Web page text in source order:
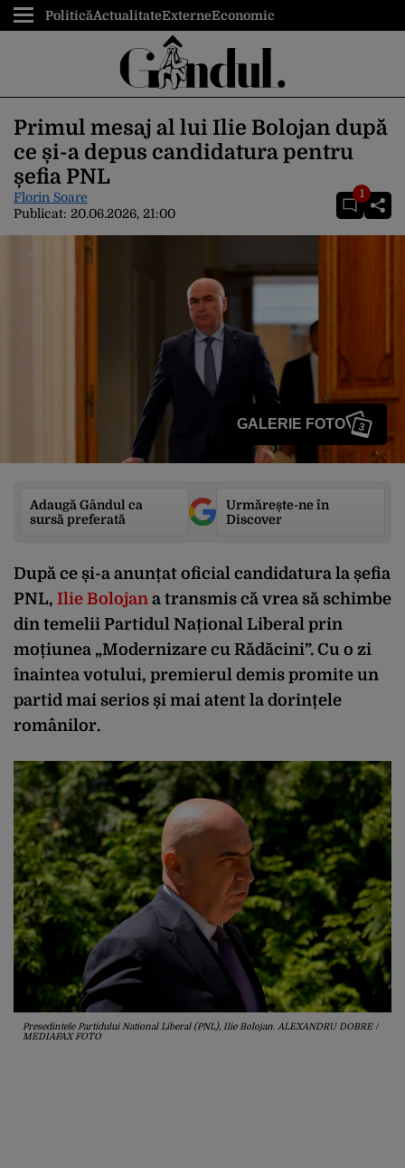
PoliticăActualitateExterneEconomic
Primul mesaj al lui Ilie Bolojan după
ce și-a depus candidatura pentru
șefia PNL
Florin Soare
Publicat: 20.06.2026, 21:00
1
GALERIE FOTO 3
Adaugă Gândul ca
sursă preferată
Urmărește-ne în
Discover
După ce și-a anunțat oficial candidatura la șefia
PNL, Ilie Bolojan a transmis că vrea să schimbe
din temelii Partidul Național Liberal prin
moțiunea „Modernizare cu Rădăcini”. Cu o zi
înaintea votului, premierul demis promite un
partid mai serios și mai atent la dorințele
românilor.
Presedintele Partidului National Liberal (PNL), Ilie Bolojan. ALEXANDRU DOBRE /
MEDIAFAX FOTO